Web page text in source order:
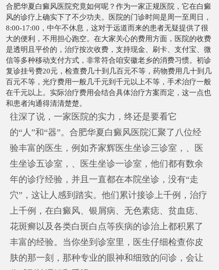
合肥华夏白癜风医院究竟如何呢？作为一家正规医院，它在白癜
风的诊疗上确实下了不少功夫。医院的门诊时间是周一至周日，
8:00-17:00，中午不休息，这对于远道而来的患者无疑提供了很
大的便利，不用担心跑空。在大家关心的费用方面，医院的收费
是透明且平价的，治疗按次收费，支持现金、刷卡、支付宝、微
信等多种移动支付方式，非常符合咱安徽老乡的消费习惯。初诊
复诊挂号费20元，检查费几十到几百元不等，药物费用几十到几
百元不等，光疗费用一般几千元到千元以上不等，手术治疗一般
在千元以上。实际治疗费用会结合具体治疗方案而定，这一点也
和患者沟通得清清楚楚。
往深了说，一家医院的实力，终还是要看它
的“人”和“器”。合肥华夏白癜风医院汇聚了八位经
验丰富的医生，例如齐家辉医生坐诊三诊室，、医
生坐诊五诊室，、医生坐诊一诊室，他们都有数余
年的诊疗经验，并且一直都在本院坐诊，没有“走
穴”，这让人感到踏实。他们累计接诊上千例，治疗
上千例，在白癜风、银屑病、无色素痣、贫血痣、
花斑癣以及各类白斑白点等疾病的诊治上都积累了
丰富的经验。当你坐到诊室里，医生仔细检查你皮
肤的那一刻，那种专业的眼神和细致的问诊，会让